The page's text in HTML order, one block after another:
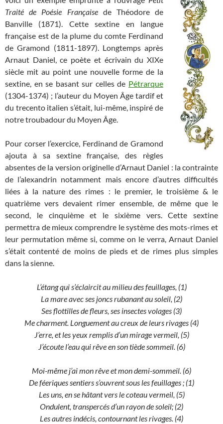
Traité de Poésie Française de Théodore de
Banville (1871). Cette sextine en langue
française est de la plume du comte Ferdinand
de Gramond (1811-1897). Longtemps après
Arnaut Daniel, ce poète et écrivain du XIXe
siècle mit au point une nouvelle forme de la
sextine, en se basant sur celles de Pétrarque
(1304-1374) ; l’auteur du Moyen Âge tardif et
du trecento italien s’était, lui-même, inspiré de
notre troubadour du Moyen Âge.
Pour corser l’exercice, Ferdinand de Gramond
ajouta à sa sextine française, des règles
absentes de la version originelle d’Arnaut Daniel : la contrainte
de l’alexandrin notamment mais encore d’autres difficultés
liées à la nature des rimes : le premier, le troisième & le
quatrième vers devaient rimer ensemble, de même que le
second, le cinquième et le sixième vers. Cette sextine
permettra de mieux comprendre le système des mots-rimes et
leur permutation même si, comme on le verra, Arnaut Daniel
s’était contenté de moins de pieds et de rimes plus simples
dans la sienne.
L’étang qui s’éclaircit au milieu des feuillages, (1)
La mare avec ses joncs rubanant au soleil, (2)
Ses flottilles de fleurs, ses insectes volages (3)
Me charment. Longuement au creux de leurs rivages (4)
J’erre, et les yeux remplis d’un mirage vermeil, (5)
J’écoute l’eau qui rêve en son tiède sommeil. (6)
Moi-même j’ai mon rêve et mon demi-sommeil. (6)
De féeriques sentiers s’ouvrent sous les feuillages ; (1)
Les uns, en se hâtant vers le coteau vermeil, (5)
Ondulent, transpercés d’un rayon de soleil; (2)
Les autres indécis, contournant les rivages. (4)